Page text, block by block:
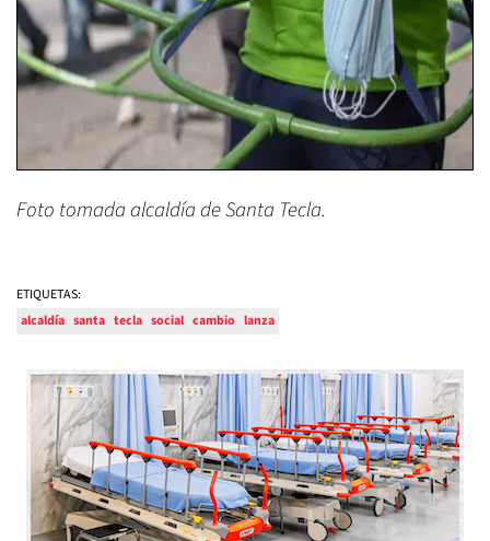
Foto tomada alcaldía de Santa Tecla.
ETIQUETAS:
alcaldía santa tecla social cambio lanza